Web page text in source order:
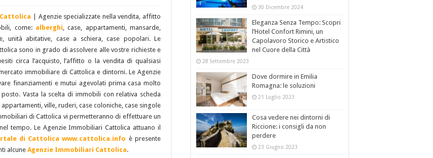
| Agenzie specializzate nella vendita, affitto
come: alberghi, case, appartamenti, mansarde,
unità abitative, case a schiera, case popolari. Le
sono in grado di assolvere alle vostre richieste e
circa l’acquisto, l’affitto o la vendita di qualsiasi
immobiliare di Cattolica e dintorni. Le Agenzie
finanziamenti e mutui agevolati prima casa molto
Vasta la scelta di immobili con relativa scheda
ville, ruderi, case coloniche, case singole
di Cattolica vi permetteranno di effettuare un
tempo. Le Agenzie Immobiliari Cattolica attuano il
di Cattolica www.cattolica.info è presente
alcune Agenzie Immobiliari Cattolica.
30 Dicembre 2024
Eleganza Senza Tempo: Scopri
l’Hotel Confort Rimini, un
Capolavoro Storico e Artistico
nel Cuore della Città
28 Settembre 2023
Dove dormire in Emilia
Romagna: le soluzioni
21 Luglio 2023
Cosa vedere nei dintorni di
Riccione: i consigli da non
perdere
23 Giugno 2023